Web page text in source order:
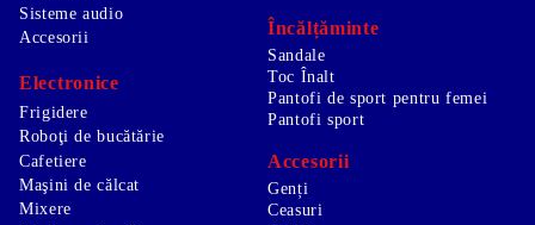
Sisteme audio
Accesorii
Electronice
Frigidere
Roboţi de bucătărie
Cafetiere
Maşini de călcat
Mixere
Încălțăminte
Sandale
Toc Înalt
Pantofi de sport pentru femei
Pantofi sport
Accesorii
Genți
Ceasuri